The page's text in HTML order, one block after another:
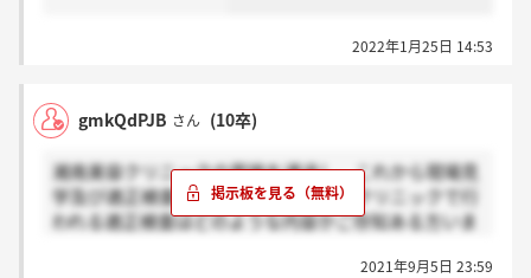
2022年1月25日 14:53
gmkQdPJB さん (10卒)
湘南美容クリニックの面接を通過し、これから現場見
学及び適正検査予定ですが、湘南美容クリニックで行
われる適正検査はどのような内容かご存知ある方いま
2021年9月5日 23:59